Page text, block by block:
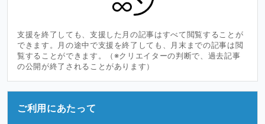
支援を終了しても、支援した月の記事はすべて閲覧することが
できます。月の途中で支援を終了しても、月末までの記事は閲
覧することができます。（※クリエイターの判断で、過去記事
の公開が終了されることがあります）
ご利用にあたって